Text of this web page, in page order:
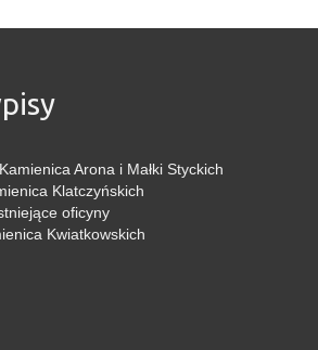
Arona i Małki Styckich
Klatczyńskich
oficyny
Kwiatkowskich